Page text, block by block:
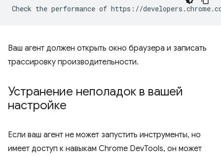
Ваш агент должен открыть окно браузера и записать
трассировку производительности.
Устранение неполадок в вашей
настройке
Если ваш агент не может запустить инструменты, но
имеет доступ к навыкам Chrome DevTools, он может